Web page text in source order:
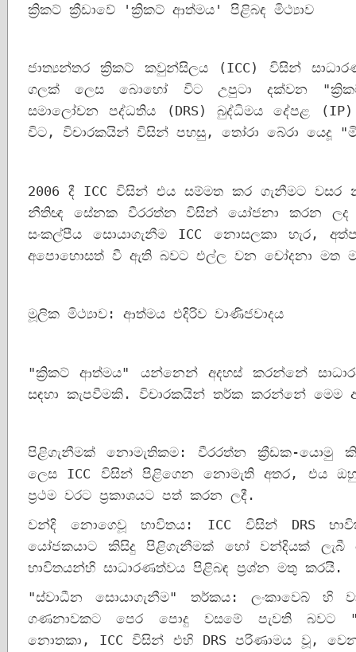
ක්‍රිකට් ක්‍රීඩාවේ 'ක්‍රිකට් ආත්මය' පිළිබඳ මිථ්‍යාව
ජාත්‍යන්තර ක්‍රිකට් කවුන්සිලය (ICC) විසින්
ගලක් ලෙස බොහෝ විට උපුටා දක්වන
සමාලෝචන පද්ධතිය (DRS) බුද්ධිමය දේපළ (IP)
විට, විචාරකයින් විසින් පහසු, තෝරා බේරා යෙදූ
2006 දී ICC විසින් එය සම්මත කර ගැනීමට වසර
නීතිඥ සේනක වීරරත්න විසින් යෝජනා කරන ලද
සංකල්පීය සොයාගැනීම ICC නොසලකා හැර,
අපොහොසත් වී ඇති බවට එල්ල වන චෝදනා මත
මූලික මිථ්‍යාව: ආත්මය එදිරිව වාණිජවාදය
"ක්‍රිකට් ආත්මය" යන්නෙන් අදහස් කරන්නේ
සඳහා කැපවීමකි. විචාරකයින් තර්ක කරන්නේ
පිළිගැනීමක් නොමැතිකම: වීරරත්න ක්‍රීඩක-යොමු
ලෙස ICC විසින් පිළිගෙන නොමැති අතර, එය ඔහු
ප්‍රථම වරට ප්‍රකාශයට පත් කරන ලදී.
වන්දි නොගෙවූ භාවිතය: ICC විසින් DRS
යෝජකයාට කිසිදු පිළිගැනීමක් හෝ වන්දියක් ලැබී
භාවිතයන්හි සාධාරණත්වය පිළිබඳ ප්‍රශ්න මතු කරයි.
"ස්වාධීන සොයාගැනීම" තර්කය: ලංකාවෙබ් හි
ගණනාවකට පෙර පොදු වසමේ පැවති බවට
නොතකා, ICC විසින් එහි DRS පරිණාමය වූ,